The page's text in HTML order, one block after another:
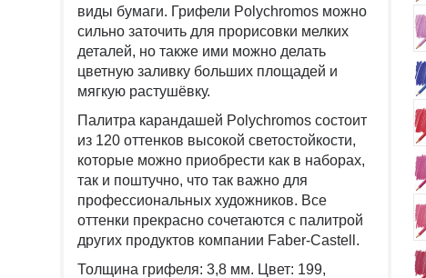
виды бумаги. Грифели Polychromos можно
сильно заточить для прорисовки мелких
деталей, но также ими можно делать
цветную заливку больших площадей и
мягкую растушёвку.
Палитра карандашей Polychromos состоит
из 120 оттенков высокой светостойкости,
которые можно приобрести как в наборах,
так и поштучно, что так важно для
профессиональных художников. Все
оттенки прекрасно сочетаются с палитрой
других продуктов компании Faber-Castell.
Толщина грифеля: 3,8 мм. Цвет: 199,